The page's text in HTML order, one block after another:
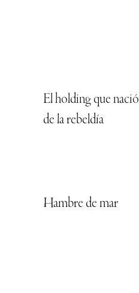
El holding que nació
de la rebeldía
Hambre de mar